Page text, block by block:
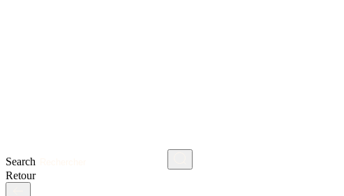
Search
Retour